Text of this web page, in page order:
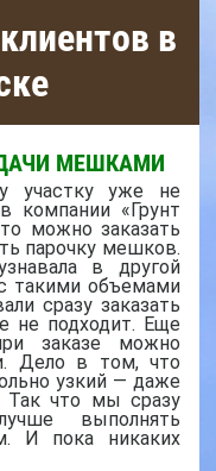
в
МЕШКАМИ
участку уже не
компании «Грунт
можно заказать
парочку мешков.
в другой
такими объемами
сразу заказать
не подходит. Еще
заказе можно
Дело в том, что
узкий — даже
Так что мы сразу
выполнять
И пока никаких